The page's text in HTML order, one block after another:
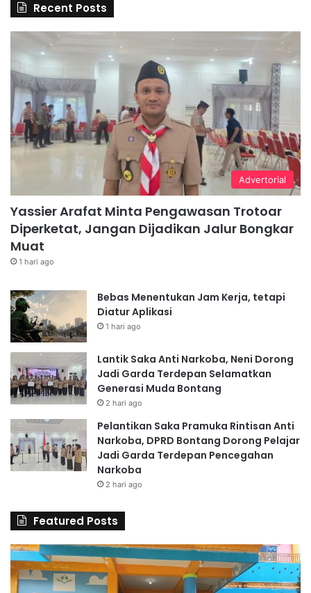
Recent Posts
Advertorial
Yassier Arafat Minta Pengawasan Trotoar
Diperketat, Jangan Dijadikan Jalur Bongkar
Muat
1 hari ago
Bebas Menentukan Jam Kerja, tetapi
Diatur Aplikasi
1 hari ago
Lantik Saka Anti Narkoba, Neni Dorong
Jadi Garda Terdepan Selamatkan
Generasi Muda Bontang
2 hari ago
Pelantikan Saka Pramuka Rintisan Anti
Narkoba, DPRD Bontang Dorong Pelajar
Jadi Garda Terdepan Pencegahan
Narkoba
2 hari ago
Featured Posts
6
0
G